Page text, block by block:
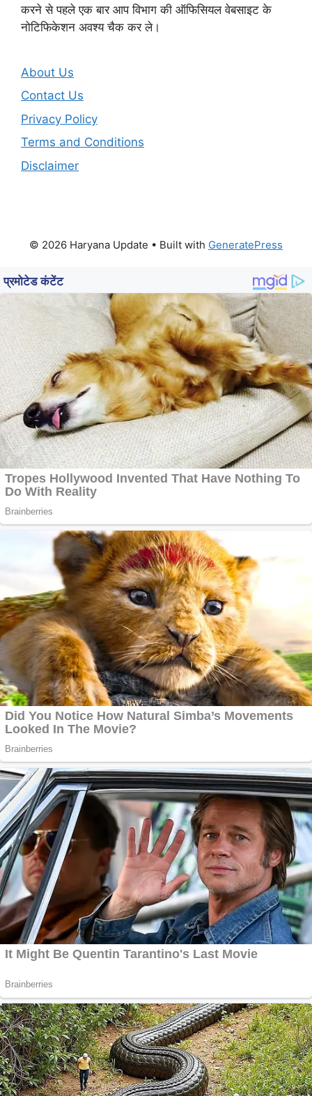
करने से पहले एक बार आप विभाग की ऑफिसियल वेबसाइट के
नोटिफिकेशन अवश्य चैक कर ले।
About Us
Contact Us
Privacy Policy
Terms and Conditions
Disclaimer
© 2026 Haryana Update • Built with GeneratePress